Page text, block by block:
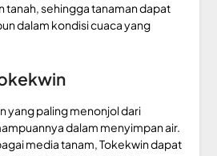
tanah, sehingga tanaman dapat
dalam kondisi cuaca yang
yang paling menonjol dari
dalam menyimpan air.
media tanam, Tokekwin dapat